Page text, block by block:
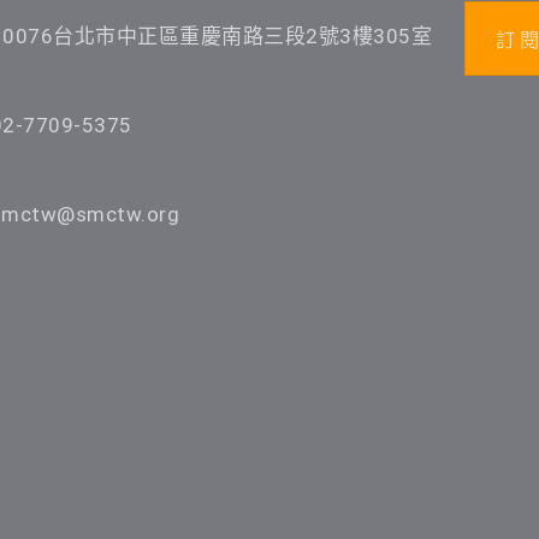
台北市中正區重慶南路三段2號3樓305室
7709-5375
訂